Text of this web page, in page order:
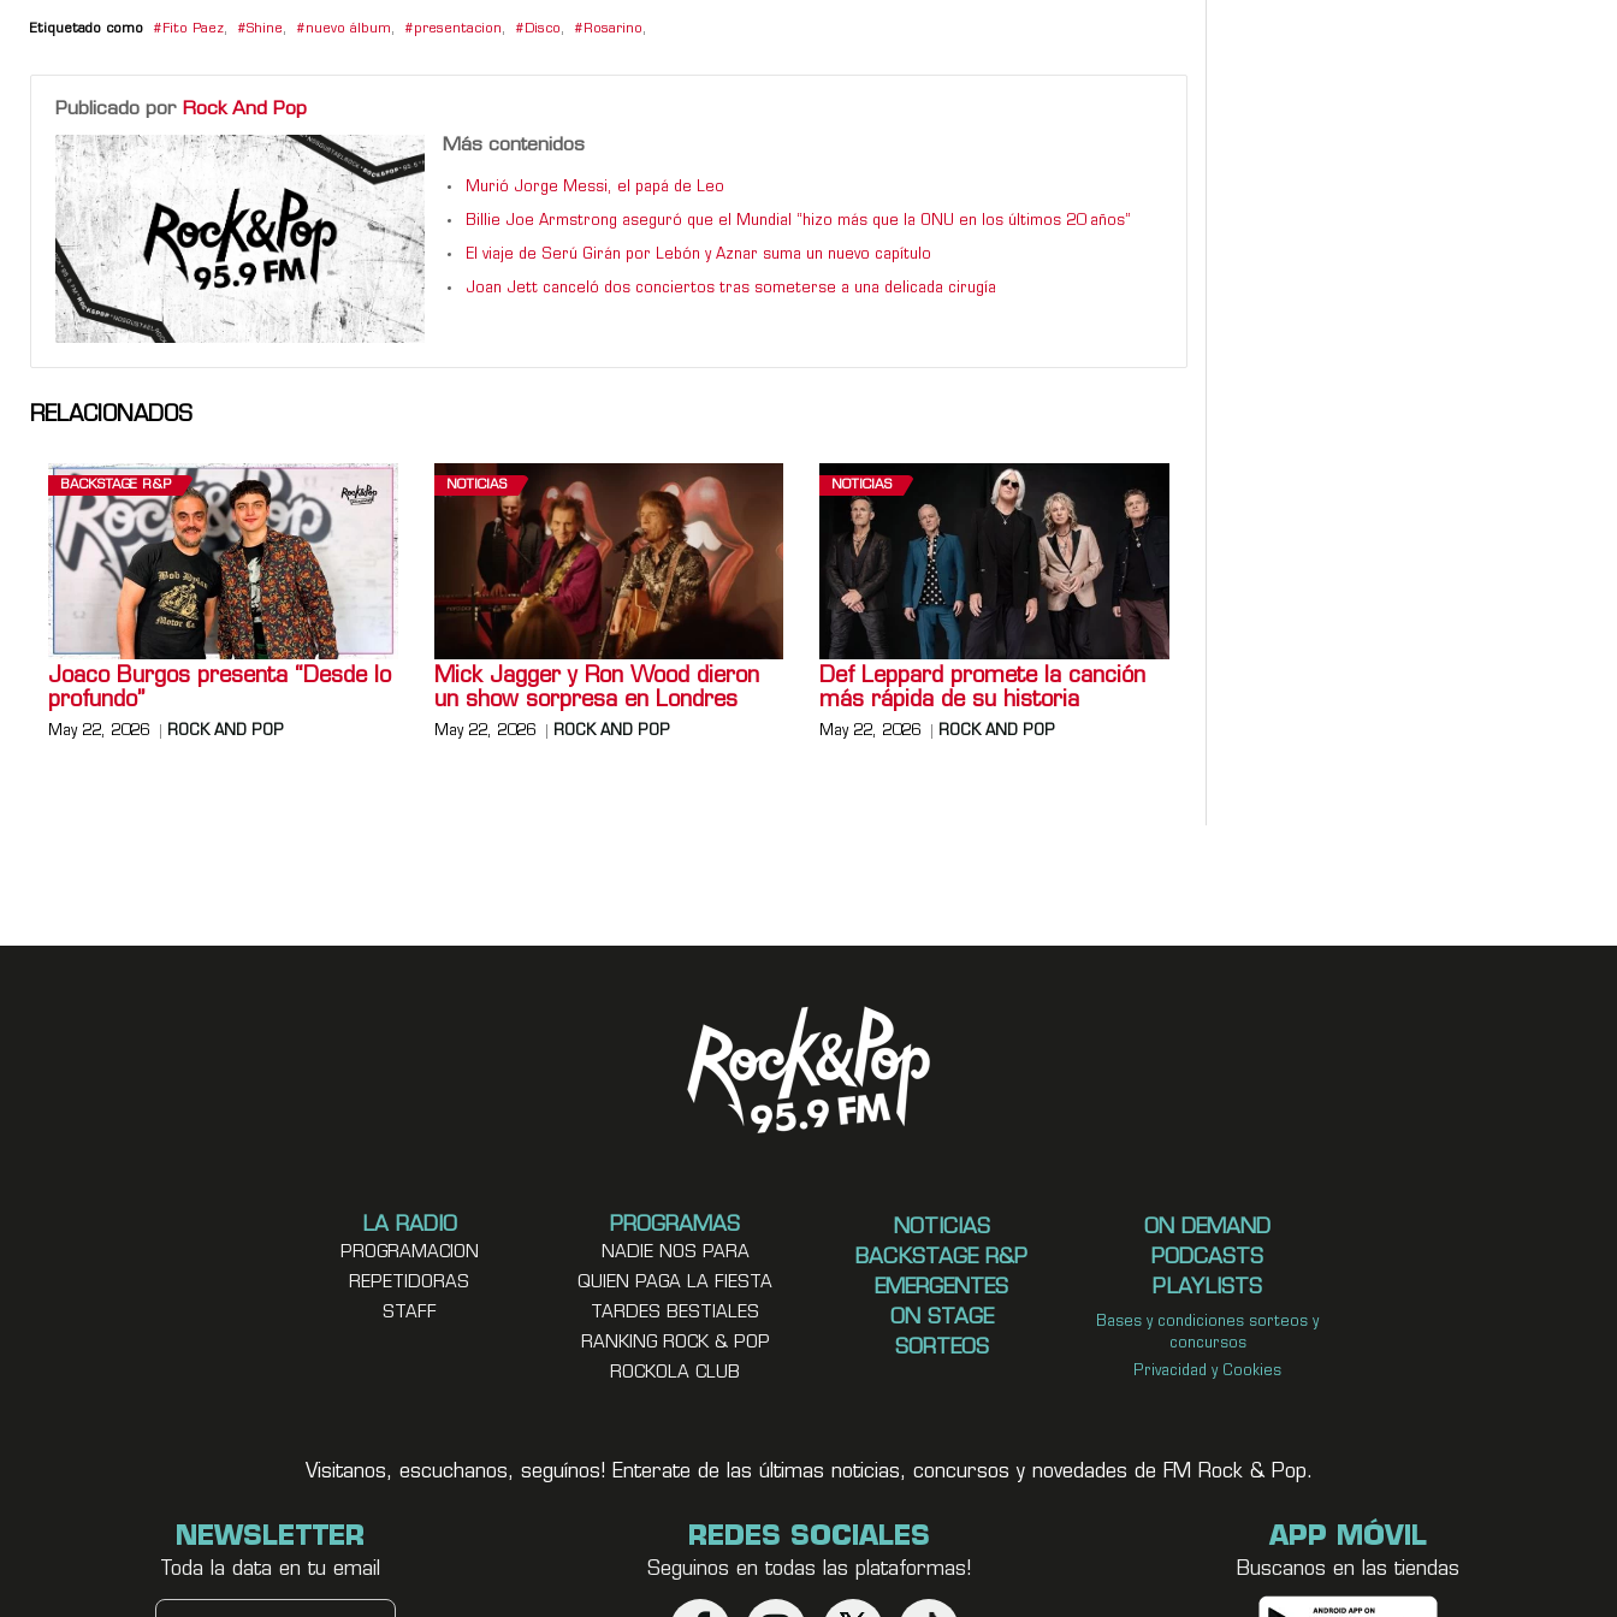
Etiquetado como Fito Paez, Shine, nuevo álbum, presentacion, Disco, Rosarino,
Publicado por Rock And Pop
Más contenidos
Murió Jorge Messi, el papá de Leo
Billie Joe Armstrong aseguró que el Mundial “hizo más que la ONU en los últimos 20 años”
El viaje de Serú Girán por Lebón y Aznar suma un nuevo capítulo
Joan Jett canceló dos conciertos tras someterse a una delicada cirugía
RELACIONADOS
BACKSTAGE R&P
Joaco Burgos presenta “Desde lo
profundo”
May 22, 2026 ROCK AND POP
NOTICIAS
Mick Jagger y Ron Wood dieron
un show sorpresa en Londres
May 22, 2026 ROCK AND POP
NOTICIAS
Def Leppard promete la canción
más rápida de su historia
May 22, 2026 ROCK AND POP
LA RADIO
PROGRAMACION
REPETIDORAS
STAFF
PROGRAMAS
NADIE NOS PARA
QUIEN PAGA LA FIESTA
TARDES BESTIALES
RANKING ROCK & POP
ROCKOLA CLUB
NOTICIAS
BACKSTAGE R&P
EMERGENTES
ON STAGE
SORTEOS
ON DEMAND
PODCASTS
PLAYLISTS
Bases y condiciones sorteos y
concursos
Privacidad y Cookies
Visitanos, escuchanos, seguínos! Enterate de las últimas noticias, concursos y novedades de FM Rock & Pop.
NEWSLETTER
Toda la data en tu email
REDES SOCIALES
Seguinos en todas las plataformas!
APP MÓVIL
Buscanos en las tiendas